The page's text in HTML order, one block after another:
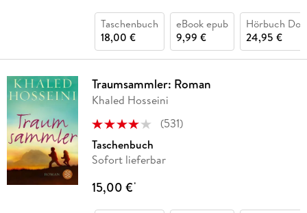
Taschenbuch
18,00 €
eBook epub
9,99 €
Hörbuch
24,95 €
Traumsammler: Roman
Khaled Hosseini
(531)
Taschenbuch
Sofort lieferbar
15,00 €*